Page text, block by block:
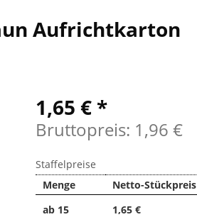
Aufrichtkarton
1,65 € *
Bruttopreis: 1,96 €
Staffelpreise
Menge
Netto-Stückpreis
ab 15 1,65 €